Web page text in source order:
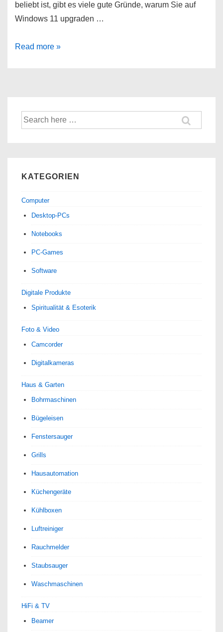
beliebt ist, gibt es viele gute Gründe, warum Sie auf
Windows 11 upgraden …
Microsoft
Read more »
Suche
nach:
KATEGORIEN
Computer
Desktop-PCs
Notebooks
PC-Games
Software
Digitale Produkte
Spiri­tua­lität & Esoterik
Foto & Video
Camcorder
Digitalkameras
Haus & Garten
Bohrmaschinen
Bügeleisen
Fenstersauger
Grills
Hausautomation
Küchengeräte
Kühlboxen
Luftreiniger
Rauchmelder
Staubsauger
Waschmaschinen
HiFi & TV
Beamer